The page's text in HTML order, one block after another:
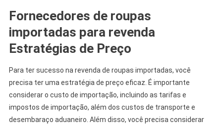
Fornecedores de roupas
importadas para revenda
Estratégias de Preço
Para ter sucesso na revenda de roupas importadas, você
precisa ter uma estratégia de preço eficaz. É importante
considerar o custo de importação, incluindo as tarifas e
impostos de importação, além dos custos de transporte e
desembaraço aduaneiro. Além disso, você precisa considerar